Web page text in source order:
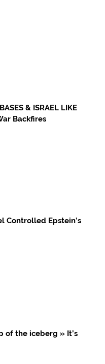
& ISRAEL LIKE
Backfires
Controlled Epstein’s
of the iceberg » It’s